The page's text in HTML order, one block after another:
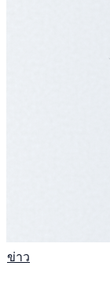
ข่าว